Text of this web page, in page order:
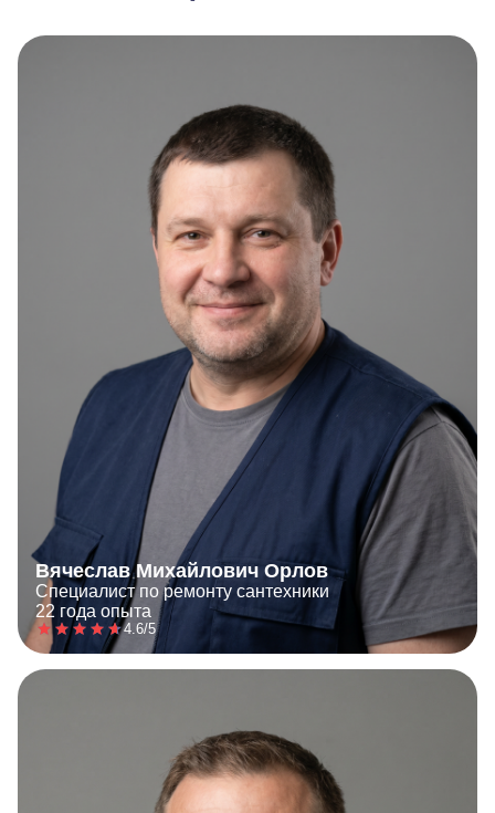
Вячеслав Михайлович Орлов
Специалист по ремонту сантехники
22 года опыта
4.6/5